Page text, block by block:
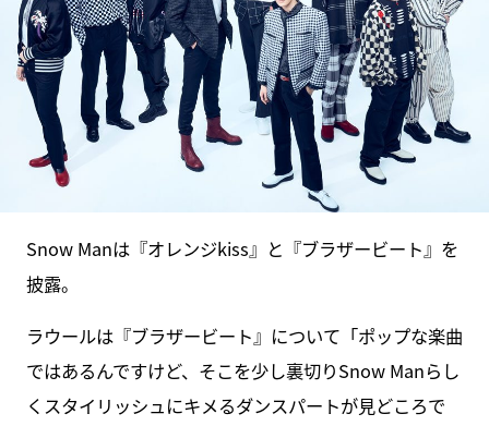
Snow Manは『オレンジkiss』と『ブラザービート』を
披露。
ラウールは『ブラザービート』について「ポップな楽曲
ではあるんですけど、そこを少し裏切りSnow Manらし
くスタイリッシュにキメるダンスパートが見どころで